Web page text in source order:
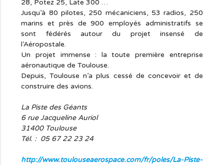
28, Potez 25, Late 300 …
Jusqu’à 80 pilotes, 250 mécaniciens, 53 radios, 250
marins et près de 900 employés administratifs se
sont fédérés autour du projet insensé de
l’Aéropostale.
Un projet immense : la toute première entreprise
aéronautique de Toulouse.
Depuis, Toulouse n’a plus cessé de concevoir et de
construire des avions.
La Piste des Géants
6 rue Jacqueline Auriol
31400 Toulouse
Tél. : 05 67 22 23 24
http://www.toulouseaerospace.com/fr/poles/La-Piste-